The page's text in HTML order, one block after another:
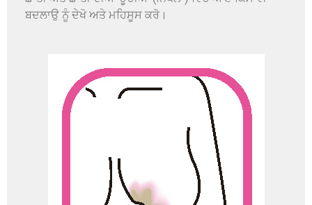
ਬਦਲਾਉ ਨੂੰ ਦੇਖੋ ਅਤੇ ਮਹਿਸੂਸ ਕਰੋ।